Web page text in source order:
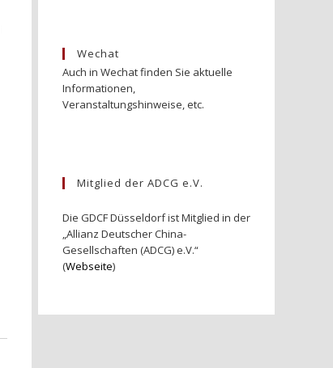
Wechat
Auch in Wechat finden Sie aktuelle
Informationen,
Veranstaltungshinweise, etc.
Mitglied der ADCG e.V.
Die GDCF Düsseldorf ist Mitglied in der
„Allianz Deutscher China-
Gesellschaften (ADCG) e.V.“
(Webseite)